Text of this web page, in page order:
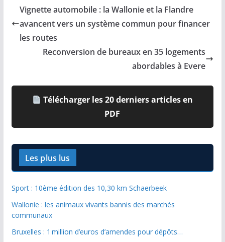
Vignette automobile : la Wallonie et la Flandre
avancent vers un système commun pour financer
les routes
Reconversion de bureaux en 35 logements
abordables à Evere
Télécharger les 20 derniers articles en
PDF
Les plus lus
Sport : 10ème édition des 10,30 km Schaerbeek
Wallonie : les animaux vivants bannis des marchés
communaux
Bruxelles : 1 million d’euros d’amendes pour dépôts…